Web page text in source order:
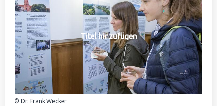
Titel hinzufügen
© Dr. Frank Wecker